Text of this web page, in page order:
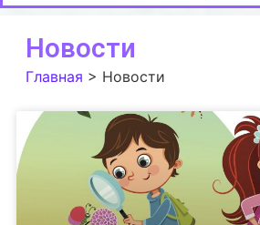
Новости
Главная > Новости